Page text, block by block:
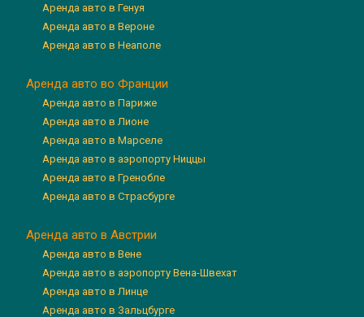
Аренда авто в Генуя
Аренда авто в Вероне
Аренда авто в Неаполе
Аренда авто во Франции
Аренда авто в Париже
Аренда авто в Лионе
Аренда авто в Марселе
Аренда авто в аэропорту Ниццы
Аренда авто в Гренобле
Аренда авто в Страсбурге
Аренда авто в Австрии
Аренда авто в Вене
Аренда авто в аэропорту Вена-Швехат
Аренда авто в Линце
Аренда авто в Зальцбурге